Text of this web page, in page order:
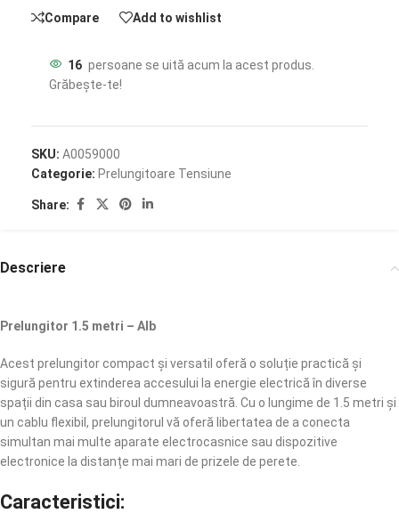
Compare Add to wishlist
16 persoane se uită acum la acest produs.
Grăbește-te!
SKU: A0059000
Categorie: Prelungitoare Tensiune
Share:
Descriere
Prelungitor 1.5 metri – Alb
Acest prelungitor compact și versatil oferă o soluție practică și
sigură pentru extinderea accesului la energie electrică în diverse
spații din casa sau biroul dumneavoastră. Cu o lungime de 1.5 metri și
un cablu flexibil, prelungitorul vă oferă libertatea de a conecta
simultan mai multe aparate electrocasnice sau dispozitive
electronice la distanțe mai mari de prizele de perete.
Caracteristici: